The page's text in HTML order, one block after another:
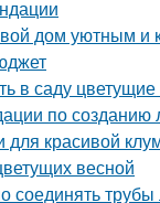
дом уютным и
в саду
по созданию
для красивой
весной
соединять